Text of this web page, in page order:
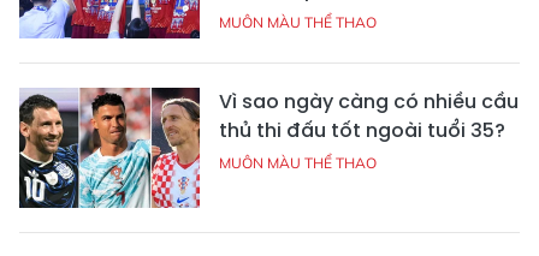
MUÔN MÀU THỂ THAO
Vì sao ngày càng có nhiều cầu
thủ thi đấu tốt ngoài tuổi 35?
MUÔN MÀU THỂ THAO